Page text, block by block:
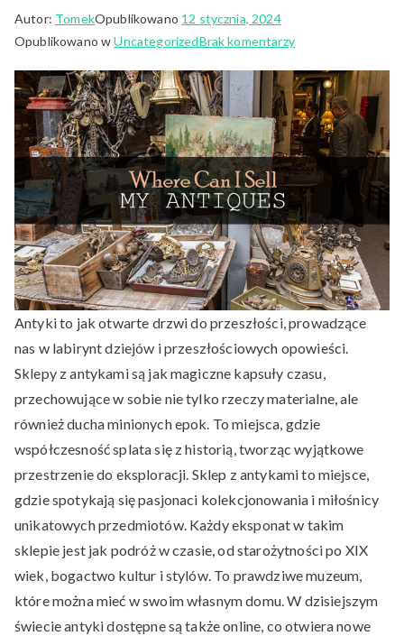
Autor: TomekOpublikowano 12 stycznia, 2024
Opublikowano wUncategorizedBrak komentarzydo
na
Sprzedaż:
Znajdź
Wyjątkowe
Dziedzictwo
Dla
Siebie
Antyki to jak otwarte drzwi do przeszłości, prowadzące
nas w labirynt dziejów i przeszłościowych opowieści.
Sklepy z antykami są jak magiczne kapsuły czasu,
przechowujące w sobie nie tylko rzeczy materialne, ale
również ducha minionych epok. To miejsca, gdzie
współczesność splata się z historią, tworząc wyjątkowe
przestrzenie do eksploracji. Sklep z antykami to miejsce,
gdzie spotykają się pasjonaci kolekcjonowania i miłośnicy
unikatowych przedmiotów. Każdy eksponat w takim
sklepie jest jak podróż w czasie, od starożytności po XIX
wiek, bogactwo kultur i stylów. To prawdziwe muzeum,
które można mieć w swoim własnym domu. W dzisiejszym
świecie antyki dostępne są także online, co otwiera nowe